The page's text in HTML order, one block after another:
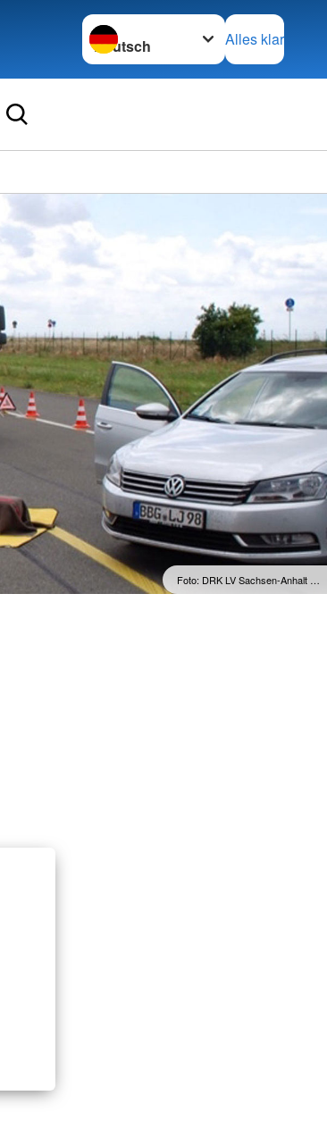
Sprache wechseln zu
Alles klar
Foto: DRK LV Sachsen-Anhalt …